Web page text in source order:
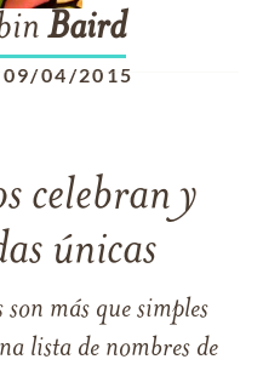
Baird
09/04/2015
celebran y
únicas
más que simples
lista de nombres de